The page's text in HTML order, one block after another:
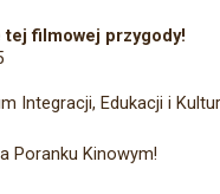
filmowej przygody!
Integracji, Edukacji i
Poranku Kinowym!